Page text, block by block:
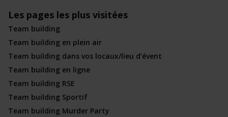
Les pages les plus visitées
Team building
Team building en plein air
Team building dans vos locaux/lieu d’évent
Team building en ligne
Team building RSE
Team building Sportif
Team building Murder Party